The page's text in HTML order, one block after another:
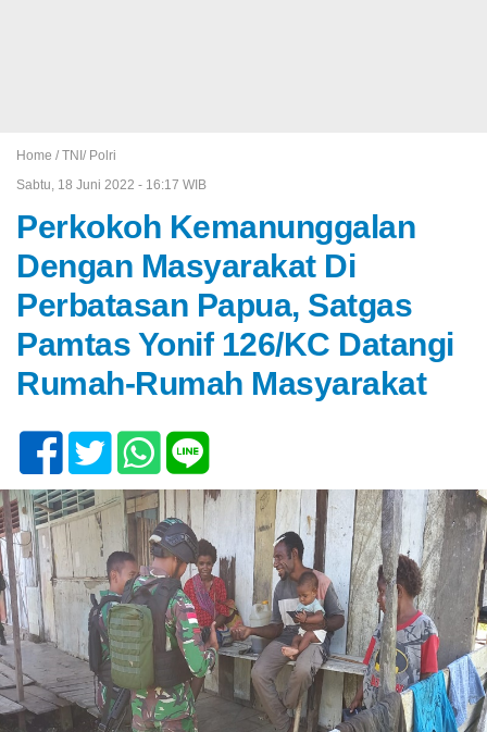
Home / TNI/ Polri
Sabtu, 18 Juni 2022 - 16:17 WIB
Perkokoh Kemanunggalan
Dengan Masyarakat Di
Perbatasan Papua, Satgas
Pamtas Yonif 126/KC Datangi
Rumah-Rumah Masyarakat